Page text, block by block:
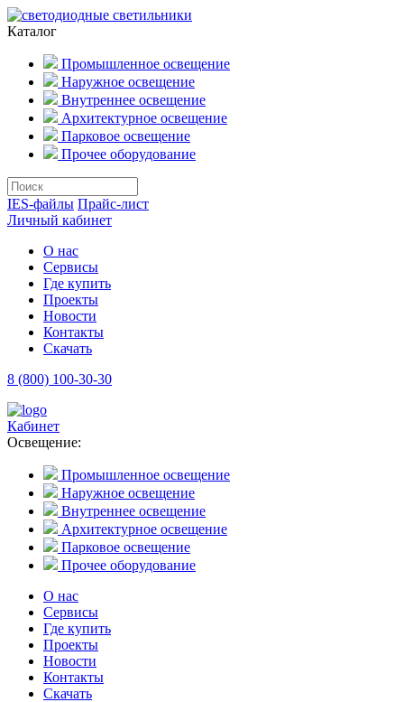
Каталог
Промышленное освещение
Наружное освещение
Внутреннее освещение
Архитектурное освещение
Парковое освещение
Прочее оборудование
IES-файлы Прайс-лист
Личный кабинет
О нас
Сервисы
Где купить
Проекты
Новости
Контакты
Скачать
8 (800) 100-30-30
Кабинет
Освещение:
Промышленное освещение
Наружное освещение
Внутреннее освещение
Архитектурное освещение
Парковое освещение
Прочее оборудование
О нас
Сервисы
Где купить
Проекты
Новости
Контакты
Скачать